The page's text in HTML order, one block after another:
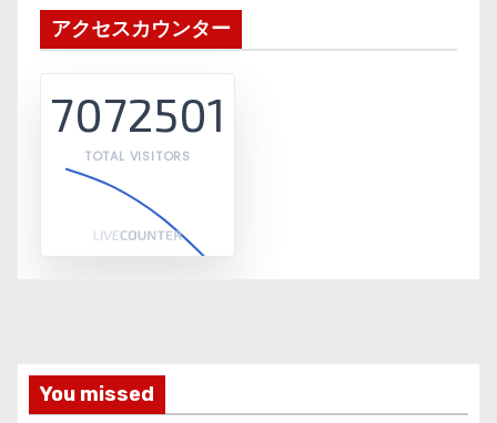
アクセスカウンター
7072501
TOTAL VISITORS
You missed